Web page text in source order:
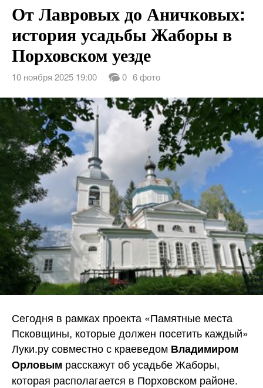
От Лавровых до Аничковых:
история усадьбы Жаборы в
Порховском уезде
10 ноября 2025 19:00 0 6 фото
Сегодня в рамках проекта «Памятные места
Псковщины, которые должен посетить каждый»
Луки.ру совместно с краеведом Владимиром
Орловым расскажут об усадьбе Жаборы,
которая располагается в Порховском районе.